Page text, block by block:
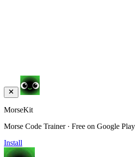
MorseKit
Morse Code Trainer · Free on Google Play
Install